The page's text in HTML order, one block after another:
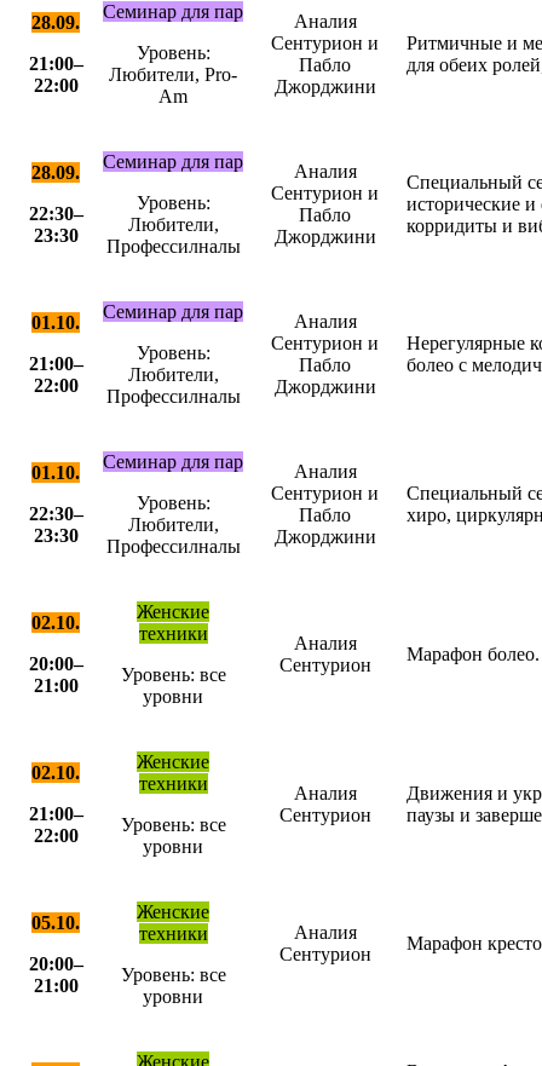
28.09.
21:00–
22:00
Семинар для пар
Уровень:
Любители, Pro-
Am
Аналия
Сентурион и
Пабло
Джорджини
Ритмичные и
для обеих
28.09.
22:30–
23:30
Семинар для пар
Уровень:
Любители,
Профессилналы
Аналия
Сентурион и
Пабло
Джорджини
Специальный
исторические
корридиты и
01.10.
21:00–
22:00
Семинар для пар
Уровень:
Любители,
Профессилналы
Аналия
Сентурион и
Пабло
Джорджини
Нерегулярные
болео с
01.10.
22:30–
23:30
Семинар для пар
Уровень:
Любители,
Профессилналы
Аналия
Сентурион и
Пабло
Джорджини
Специальный
хиро,
02.10.
20:00–
21:00
Женские
техники
Уровень: все
уровни
Аналия
Сентурион
Марафон болео.
02.10.
21:00–
22:00
Женские
техники
Уровень: все
уровни
Аналия
Сентурион
Движения и
паузы и
05.10.
20:00–
21:00
Женские
техники
Уровень: все
уровни
Аналия
Сентурион
Марафон